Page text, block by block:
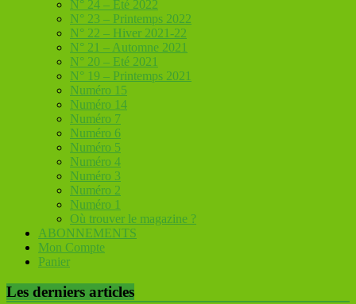
N° 24 – Eté 2022
N° 23 – Printemps 2022
N° 22 – Hiver 2021-22
N° 21 – Automne 2021
N° 20 – Eté 2021
N° 19 – Printemps 2021
Numéro 15
Numéro 14
Numéro 7
Numéro 6
Numéro 5
Numéro 4
Numéro 3
Numéro 2
Numéro 1
Où trouver le magazine ?
ABONNEMENTS
Mon Compte
Panier
Les derniers articles